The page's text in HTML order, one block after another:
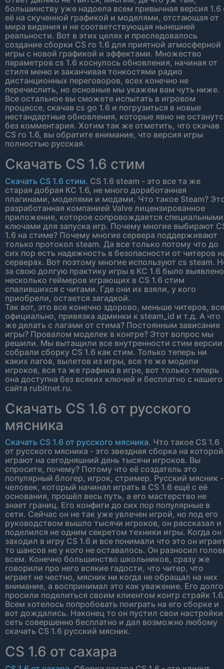
большинству уже надоела всем привычная версия 1.6
её на скученной графикой и моделями, отстающая от
мира видения и не соответствующая нынешней
реальности. Вот в этих целях и преследовалось
создание сборки CS го 1.6 для приятной атмосферной
игры с новой графикой и эффектами. Множество
параметров cs 1.6 коснулось обновления, начиная от
стиля меню и заканчивая тонкостями радио
дистанционных переговоров, всех конечно не
перечислить, но основные мы укажем вам чуть ниже.
Все остальное вы сможете испытать в игровом
процессе, скачав cs go 1.6 и погрузиться в новые
нестандартные обновления, которые явно не
без комментария. Хотим так же отметить, что скачав
CS го 1.6, вы обратите внимание, что версия игры
полностью русская.
Скачать CS 1.6 стим
Скачать CS 1.6 стим. CS 1.6 steam - это все та же
старая добрая КС 1.6, не много доработанная
плагинами, моделями и модами. Что такое Steam?
разработанная компанией Valve лицензированное
приложение, которое сопровождается специальными
ключами для запуска игр. Почему многие выбирают
1.6 на стиме? Почему многие сервера поддерживают
только протокол steam. Да все только потому что до
сих пор есть надежность в безопасности от читеров
серверах. Вот поэтому многие используют cs steam.
за свою долгую практику игры в КС 1.6 было выявлено
несколько геймеров играющих в CS 1.6 стим
спалившихся с читами. Где они их взяли, у кого
приобрели, остается загадкой.
Так вот, это все конечно здорово, меньше читеров, все
официально, привязка админки к steam_id и т.д. А что
же делать с лагами от стима? Постоянным зависание
игры? Провалом моделек в контре? Этот вопрос мы
решили. Мы вытащили все внутренности стим версии
собрали сборку CS 1.6 как стим. Только теперь ни
каких лагов, вылетов из игры, все те же модели
игроков, вся та же графика в игре, вот только теперь
она доступна без всяких ключей и бесплатно с нашего
сайта rubitnet.ru.
Скачать CS 1.6 от русского
мясника
Скачать CS 1.6 от русского мясника. Что такое CS 1.6
от русского мясника - это звездная сборка на которой
играют на сегодняшний день тысячи игроков. Вы
спросите, почему? Потому что её создатель это
популярный блогер, игрок, стример. Русский мясник -
человек, который начинал играть в CS 1.6 ещё с её
основания, прошёл весь путь, а его мастерство не
знает границ. Его конфиги до сих пор популярные в
сети. Сейчас он не так уже увлечен игрой, но под его
руководством вышло тысячи игроков, он рассказал и
поделился не одним секретом техники игры. Когда он
заходил в игру CS 1.6 и все понимали что это он
то шансов не у кого не оставалось. Он разносил
всем. Конечно большинство школьников, сразу же
говорили про него всякие гадости, что читер, что
играет не честно, мясник ни когда не обращал на них
внимание, а воспринимал это как уважение. Его долго
просили поделиться своим клиентом контр страйк
Всем хотелось попробовать поиграть на его сборке и
вот дождались. Наконец то он пустил свои
сеть совершенно бесплатно и дал возможно любому
скачать CS 1.6 русский мясник.
CS 1.6 от сахара